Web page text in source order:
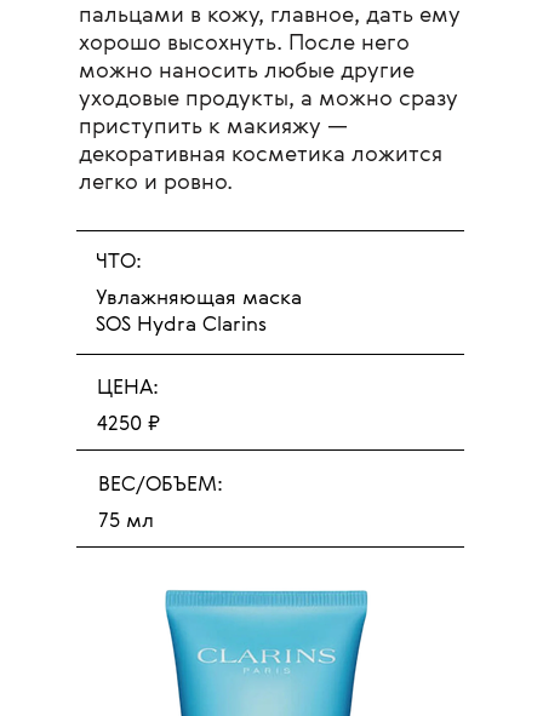
пальцами в кожу, главное, дать ему
хорошо высохнуть. После него
можно наносить любые другие
уходовые продукты, а можно сразу
приступить к макияжу —
декоративная косметика ложится
легко и ровно.
ЧТО:
Увлажняющая маска
SOS Hydra Clarins
ЦЕНА:
4250 ₽
ВЕС/ОБЪЕМ:
75 мл